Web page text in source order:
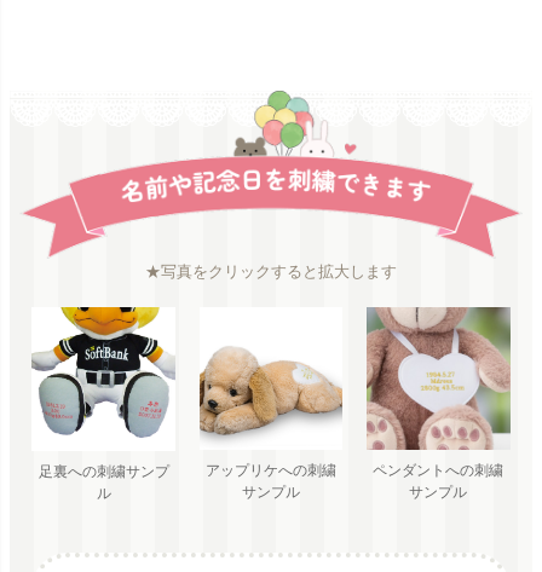
★写真をクリックすると拡大します
足裏への刺繍サンプ
ル
アップリケへの刺繍
サンプル
ペンダントへの刺繍
サンプル